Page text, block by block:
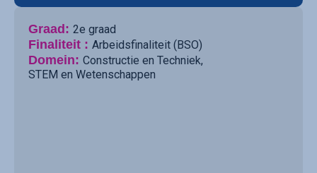
Graad: 2e graad
Finaliteit : Arbeidsfinaliteit (BSO)
Domein: Constructie en Techniek,
STEM en Wetenschappen